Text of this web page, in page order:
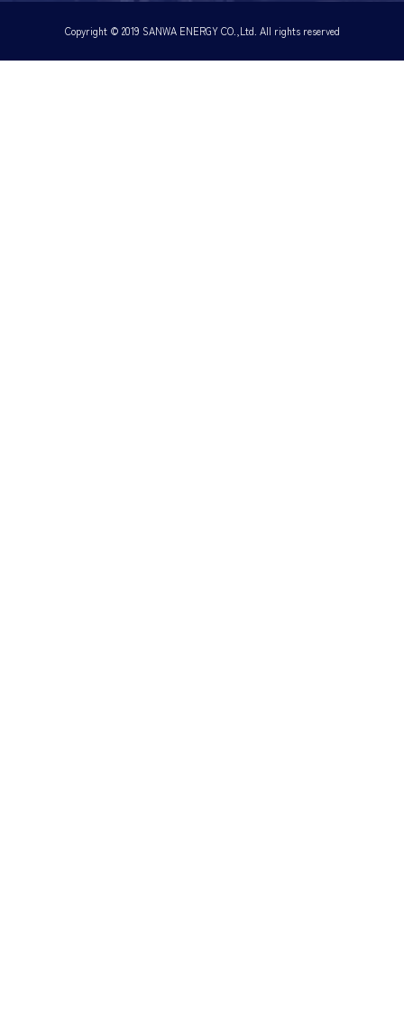
Copyright © 2019 SANWA ENERGY CO.,Ltd. All rights reserved